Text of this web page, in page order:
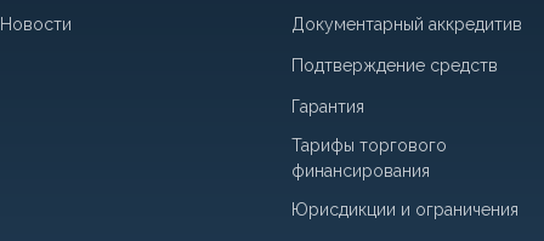
Новости Документарный аккредитив
Подтверждение средств
Гарантия
Тарифы торгового
финансирования
Юрисдикции и ограничения